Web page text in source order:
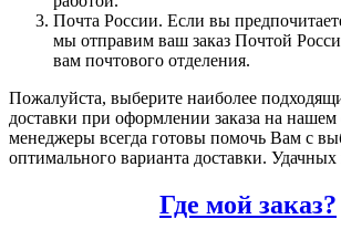
Почта России. Если вы
мы отправим ваш заказ Почтой
вам почтового отделения.
Пожалуйста, выберите наиболее
доставки при оформлении заказа на
менеджеры всегда готовы помочь Вам с
оптимального варианта доставки.
Где мой заказ?